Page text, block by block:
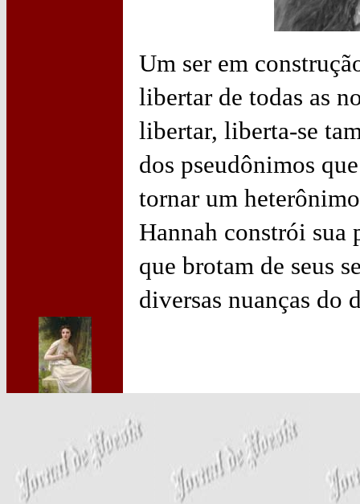
Um ser em
libertar de todas as
libertar, liberta-se
dos pseudônimos
tornar um
Hannah constrói sua
que brotam de seus
diversas nuanças do